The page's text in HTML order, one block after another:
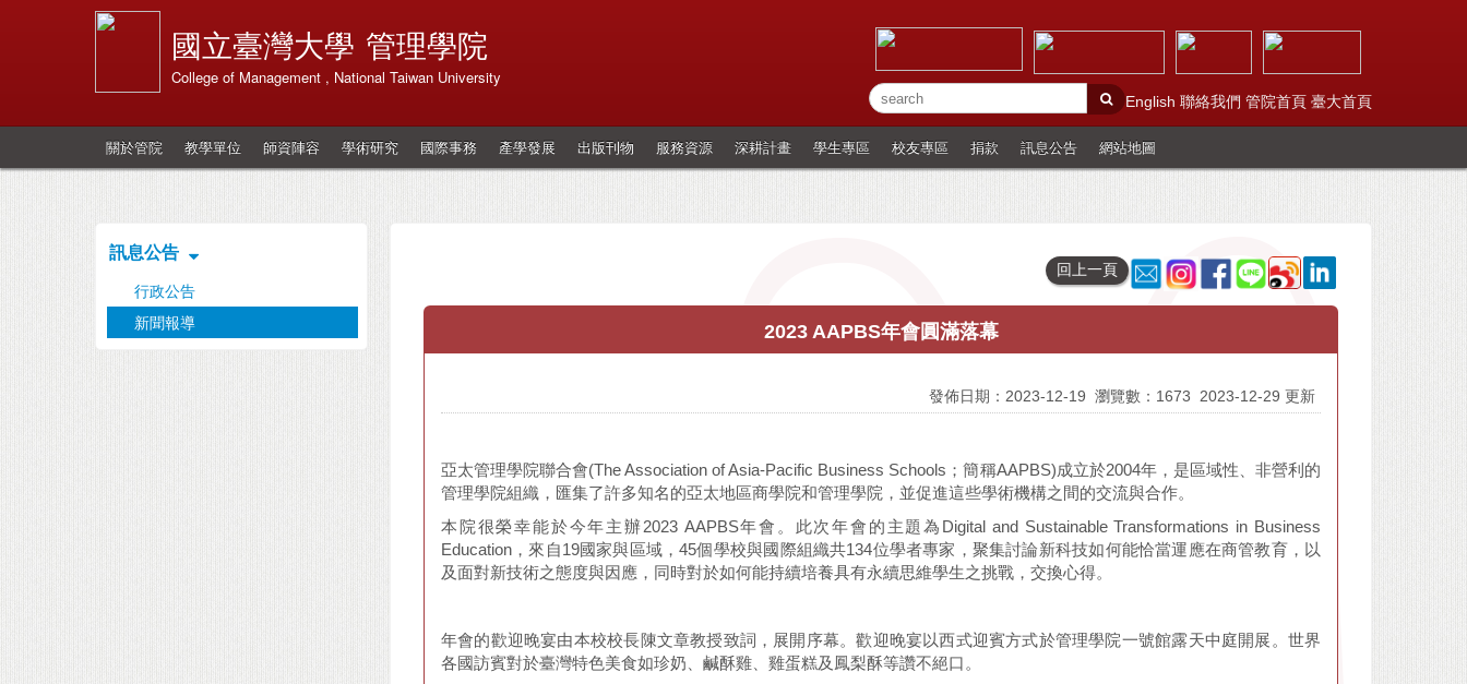
國立臺灣大學 管理學院
College of Management , National Taiwan University
English 聯絡我們 管院首頁 臺大首頁
關於管院 教學單位 師資陣容 學術研究 國際事務 產學發展 出版刊物 服務資源 深耕計畫 學生專區 校友專區 捐款 訊息公告 網站地圖
訊息公告
行政公告
新聞報導
回上一頁
2023 AAPBS年會圓滿落幕
發佈日期：2023-12-19 瀏覽數：1673 2023-12-29 更新
亞太管理學院聯合會(The Association of Asia-Pacific Business Schools；簡稱AAPBS)成立於2004年，是區域性、非營利的
管理學院組織，匯集了許多知名的亞太地區商學院和管理學院，並促進這些學術機構之間的交流與合作。
本院很榮幸能於今年主辦2023 AAPBS年會。此次年會的主題為Digital and Sustainable Transformations in Business
Education，來自19國家與區域，45個學校與國際組織共134位學者專家，聚集討論新科技如何能恰當運應在商管教育，以
及面對新技術之態度與因應，同時對於如何能持續培養具有永續思維學生之挑戰，交換心得。
年會的歡迎晚宴由本校校長陳文章教授致詞，展開序幕。歡迎晚宴以西式迎賓方式於管理學院一號館露天中庭開展。世界
各國訪賓對於臺灣特色美食如珍奶、鹹酥雞、雞蛋糕及鳳梨酥等讚不絕口。